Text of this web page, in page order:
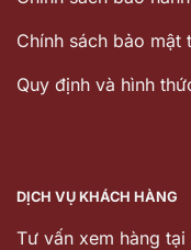
Chính sách bảo mật
Quy định và hình
DỊCH VỤ KHÁCH HÀNG
Tư vấn xem hàng tại